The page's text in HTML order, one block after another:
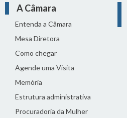
A Câmara
Entenda a Câmara
Mesa Diretora
Como chegar
Agende uma Visita
Memória
Estrutura administrativa
Procuradoria da Mulher